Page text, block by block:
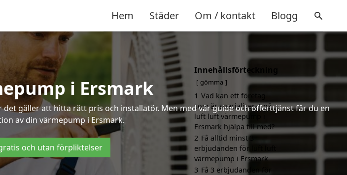
Hem Städer Om / kontakt Blogg
i Ersmark
gäller att hitta rätt pris och installatör. Men med vår guide och offerttjänst får du en
av din värmepump i Ersmark.
och utan förpliktelser
Innehållsförteckning
gömma
1 Vad kan ett företag
som är specialiserat på
luft luft värmepump i
Ersmark hjälpa till med?
2 Få alltid minst 3
erbjudanden för luft luft
värmepump i Ersmark
3 Få 3 erbjudanden för